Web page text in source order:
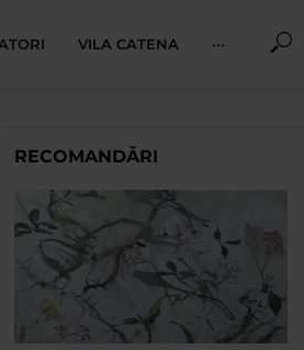
VILA CATENA ···
RECOMANDĂRI